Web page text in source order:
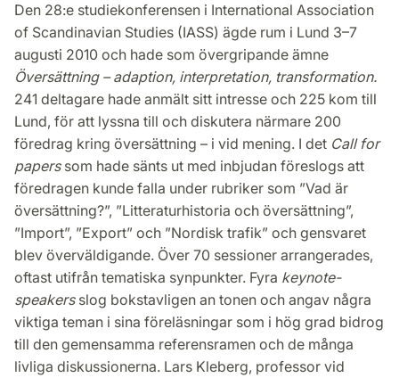
Den 28:e studiekonferensen i International Association
of Scandinavian Studies (IASS) ägde rum i Lund 3–7
augusti 2010 och hade som övergripande ämne
Översättning – adaption, interpretation, transformation.
241 deltagare hade anmält sitt intresse och 225 kom till
Lund, för att lyssna till och diskutera närmare 200
föredrag kring översättning – i vid mening. I det Call for
papers som hade sänts ut med inbjudan föreslogs att
föredragen kunde falla under rubriker som ”Vad är
översättning?”, ”Litteraturhistoria och översättning”,
”Import”, ”Export” och ”Nordisk trafik” och gensvaret
blev överväldigande. Över 70 sessioner arrangerades,
oftast utifrån tematiska synpunkter. Fyra keynote-
speakersslog bokstavligen an tonen och angav några
viktiga teman i sina föreläsningar som i hög grad bidrog
till den gemensamma referensramen och de många
livliga diskussionerna. Lars Kleberg, professor vid